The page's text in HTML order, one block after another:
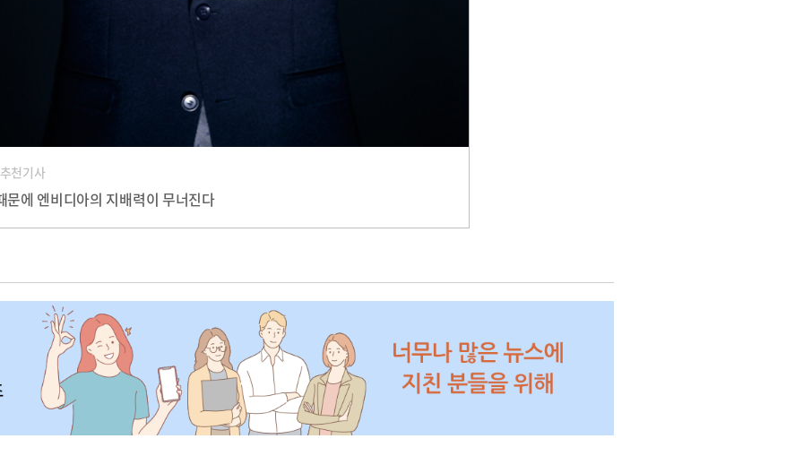
천기사
문에 엔비디아의 지배력이 무너진다